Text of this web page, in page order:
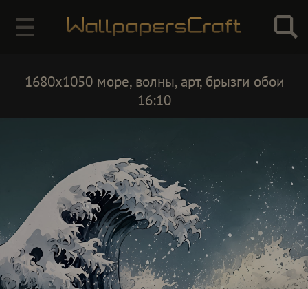
1680x1050 море, волны, арт, брызги обои
16:10